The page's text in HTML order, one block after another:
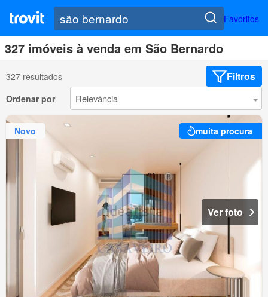
Favoritos
327 imóveis à venda em São Bernardo
327 resultados Filtros
Ordenar por
Novo muita procura
Ver foto